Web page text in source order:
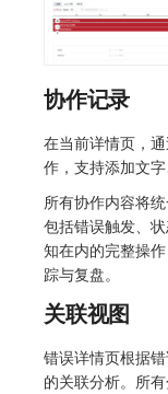
协作记录
在当前详情页，
作，支持添加文字
所有协作内容将
包括错误触发、状
知在内的完整操
踪与复盘。
关联视图
错误详情页根据
的关联分析。所